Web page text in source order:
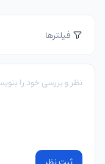
فیلترها